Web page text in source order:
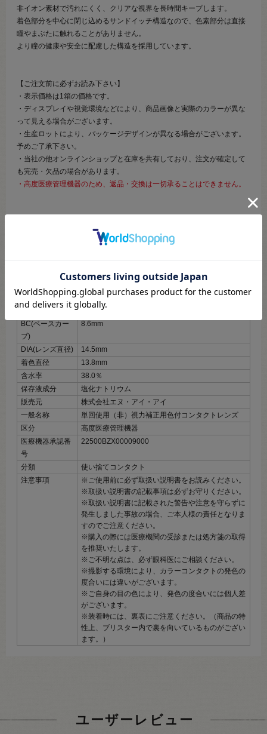
非イオン素材で汚れにくく、クリアな視界を長時間キープします。
着色部分を中心に閉じ込めるサンドイッチ構造なので、色素部分は直接
瞳やまぶたに触れることがありません。
より瞳の健康や安全に配慮した構造を採用しています。
【ご注文前に必ずお読み下さい】
・表示価格は1箱の価格です。
・ディスプレイや視覚環境などにより、商品画像と実際のカラーが異な
って見える場合がございます。
・生産ロットにより、パッケージデザインが異なる場合がございます。
予めご了承下さい。
・当社の他オンラインショップと在庫を共有しており、注文が確定して
も完売・欠品の場合があります。
・高度医療管理機器のため、返品・交換は一切承ることはできません。
Shutella 1Day
シュテラ１day（販売名:MIワンデーレンズ ※医薬品
医療機器等法の規定に基づく名称です。）
±0.00～‐8.00
使用期限
開封後1日
終日装用（1Day）
BC(ベースカー
ブ)
8.6mm
DIA(レンズ直径)
14.5mm
着色直径
13.8mm
含水率
38.0％
保存液成分
塩化ナトリウム
販売元
株式会社エヌ・アイ・アイ
一般名称
単回使用（非）視力補正用色付コンタクトレンズ
区分
高度医療管理機器
医療機器承認番
号
22500BZX00009000
分類
使い捨てコンタクト
注意事項
※ご使用前に必ず取扱い説明書をお読みください。
※取扱い説明書の記載事項は必ずお守りください。
※取扱い説明書に記載された警告や注意を守らずに
発生しました事故の場合、ご本人様の責任となりま
すのでご注意ください。
※購入の際には医療機関の受診または処方箋の取得
を推奨いたします。
※ご不明な点は、必ず眼科医にご相談ください。
※撮影する環境により、カラーコンタクトの発色の
度合いには違いがございます。
※ご自身の目の色により、発色の度合いには個人差
がございます。
※装着時には、裏表にご注意ください。（商品の特
性上、ブリスター内で裏を向いているものがござい
ます。）
ユーザーレビュー